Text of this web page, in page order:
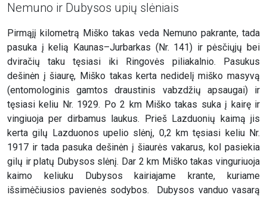
Nemuno ir Dubysos upių slėniais
Pirmąjį kilometrą Miško takas veda Nemuno pakrante, tada
pasuka į kelią Kaunas–Jurbarkas (Nr. 141) ir pėsčiųjų bei
dviračių taku tęsiasi iki Ringovės piliakalnio. Pasukus
dešinėn į šiaurę, Miško takas kerta nedidelį miško masyvą
(entomologinis gamtos draustinis vabzdžių apsaugai) ir
tęsiasi keliu Nr. 1929. Po 2 km Miško takas suka į kairę ir
vingiuoja per dirbamus laukus. Prieš Lazduonių kaimą jis
kerta gilų Lazduonos upelio slėnį, 0,2 km tęsiasi keliu Nr.
1917 ir tada pasuka dešinėn į šiaurės vakarus, kol pasiekia
gilų ir platų Dubysos slėnį. Dar 2 km Miško takas vinguriuoja
kaimo keliuku Dubysos kairiajame krante, kuriame
išsimėčiusios pavienės sodybos. Dubysos vanduo vasarą